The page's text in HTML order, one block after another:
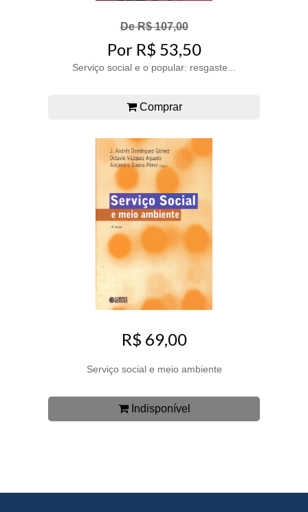
De R$ 107,00
Por R$ 53,50
Serviço social e o popular: resgaste...
Comprar
R$ 69,00
Serviço social e meio ambiente
Indisponível